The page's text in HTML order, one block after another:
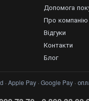
Допомога
Про компанію
Відгуки
Контакти
Блог
· Apple Pay · Google Pay ·